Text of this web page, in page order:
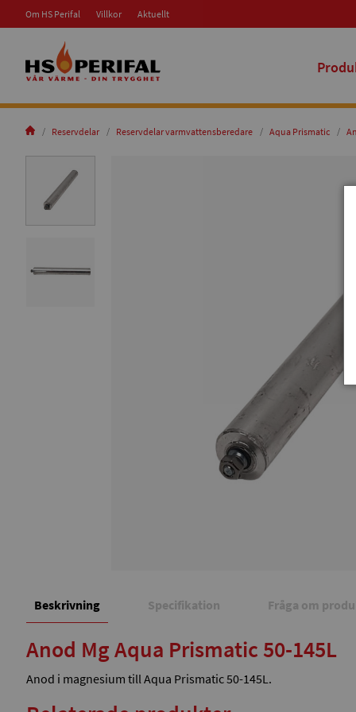
Om HS Perifal Villkor Aktuellt
Reservdelar Reservdelar varmvattensberedare Aqua Prismatic
Beskrivning Specifikation Fråga om
Anod Mg Aqua Prismatic 50-145L
Anod i magnesium till Aqua Prismatic 50-145L.